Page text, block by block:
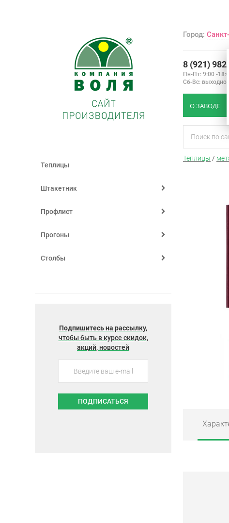
Город:
8 (921) 982
Пн-Пт: 9:00 -18:00
Сб-Вс: выходной
О ЗАВОДЕ
Теплицы
Штакетник
Профлист
Прогоны
Столбы
Подпишитесь на рассылку,
чтобы быть в курсе скидок,
акций, новостей
ПОДПИСАТЬСЯ
Теплицы /